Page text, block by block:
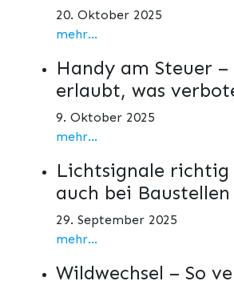
20. Oktober 2025
mehr...
Handy am Steuer –
erlaubt, was
9. Oktober 2025
mehr...
Lichtsignale richtig
auch bei Baustellen
29. September 2025
mehr...
Wildwechsel – So